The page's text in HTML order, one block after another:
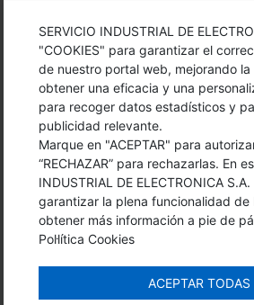
DEIXA'NS LES TEVES
SERVICIO INDUSTRIAL DE
"COOKIES" para garantizar el
de nuestro portal web, mejorando
obtener una eficacia y una
para recoger datos estadísticos y
publicidad relevante.
Marque en "ACEPTAR" para
“RECHAZAR” para rechazarlas. En
INDUSTRIAL DE ELECTRONICA
garantizar la plena funcionalidad de
obtener más información a pie de
Pol·lítica Cookies
ACEPTAR TODAS